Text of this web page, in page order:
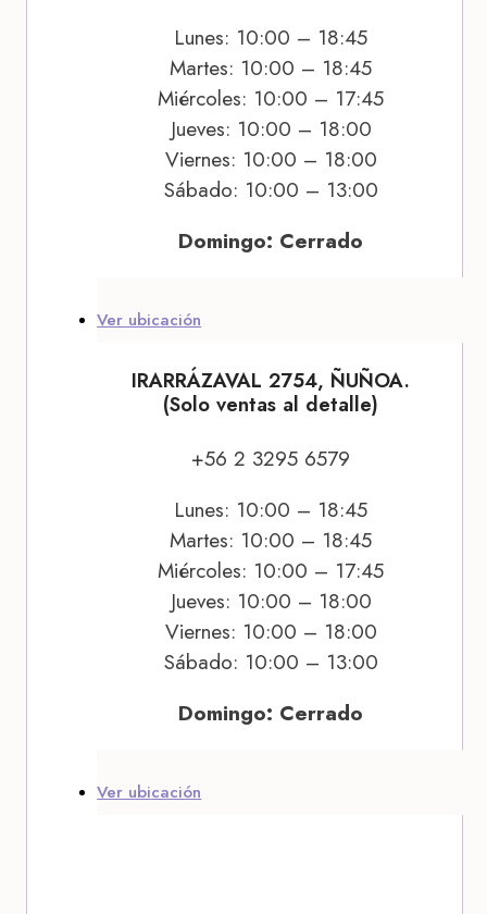
Lunes: 10:00 – 18:45
Martes: 10:00 – 18:45
Miércoles: 10:00 – 17:45
Jueves: 10:00 – 18:00
Viernes: 10:00 – 18:00
Sábado: 10:00 – 13:00
Domingo: Cerrado
Ver ubicación
IRARRÁZAVAL 2754, ÑUÑOA.
(Solo ventas al detalle)
+56 2 3295 6579
Lunes: 10:00 – 18:45
Martes: 10:00 – 18:45
Miércoles: 10:00 – 17:45
Jueves: 10:00 – 18:00
Viernes: 10:00 – 18:00
Sábado: 10:00 – 13:00
Domingo: Cerrado
Ver ubicación